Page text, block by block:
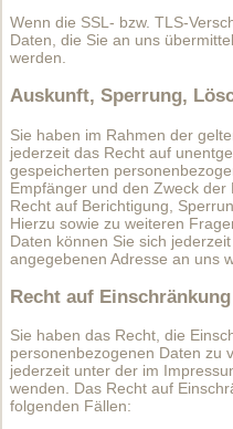
Wenn die SSL- bzw. TLS-
Daten, die Sie an uns
werden.
Auskunft, Sperrung,
Sie haben im Rahmen der
jederzeit das Recht auf
gespeicherten
Empfänger und den Zweck
Recht auf Berichtigung,
Hierzu sowie zu weiteren
Daten können Sie sich
angegebenen Adresse an uns
Recht auf
Sie haben das Recht, die
personenbezogenen Daten zu
jederzeit unter der im
wenden. Das Recht auf
folgenden Fällen: